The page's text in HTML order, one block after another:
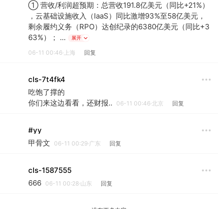
① 营收/利润超预期：总营收191.8亿美元（同比+21%）
，云基础设施收入（IaaS）同比激增93%至58亿美元，
剩余履约义务（RPO）达创纪录的6380亿美元（同比+3
63%）； ...
展开
06-11 00:46·上海 回复
cls-7t4fk4
吃饱了撑的
你们来这边看看，还财报..
06-11 00:46·北京 回复
#yy
甲骨文
06-11 00:29·广东 回复
cls-1587555
666 06-11 00:28·山东 回复